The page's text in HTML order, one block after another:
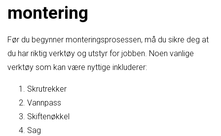
montering
Før du begynner monteringsprosessen, må du sikre deg at
du har riktig verktøy og utstyr for jobben. Noen vanlige
verktøy som kan være nyttige inkluderer:
Skrutrekker
Vannpass
Skiftenøkkel
Sag